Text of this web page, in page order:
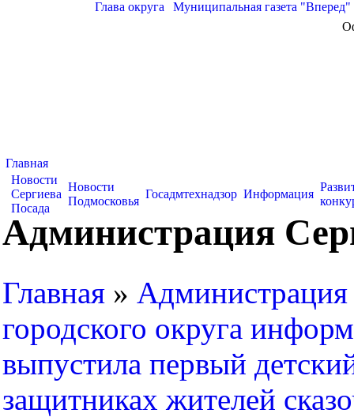
Глава округа Муниципальная газета "Вперед"
Главная
Новости
Сергиева
Посада
Новости
Подмосковья
Госадмтехнадзор Информация
Администрация
Главная » Администрация
городского округа
выпустила первый
защитниках жителей